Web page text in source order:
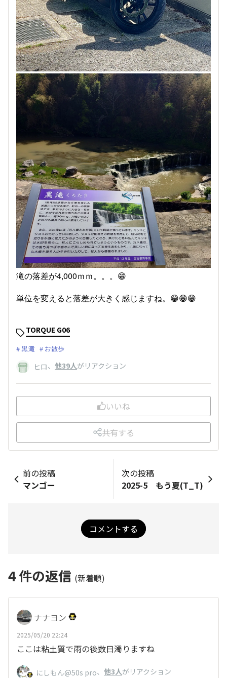
滝の落差が4,000ｍｍ。。。😁
単位を変えると落差が大きく感じますね。😁😁😁
TORQUE G06
黒滝 お散歩
ヒロ、 他39人がリアクション
いいね
共有する
前の投稿
マンゴー
次の投稿
2025-5 もう夏(T_T)
コメントする
4件の返信 (新着順)
ナナヨン
2025/05/20 22:24
ここは粘土質で雨の後数日濁りますね
にしもん@50s pro、 他3人がリアクション